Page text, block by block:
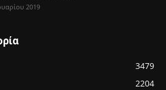
2019
3479
2204